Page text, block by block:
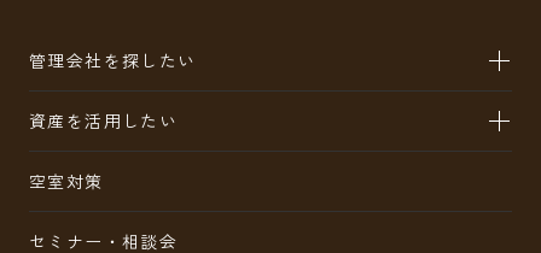
管理会社を探したい
資産を活用したい
空室対策
セミナー・相談会